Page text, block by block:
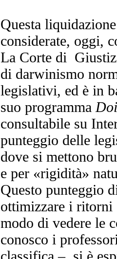
Questa
considerate, oggi,
La Corte di
di darwinismo
legislativi, ed è in
suo programma
consultabile su
punteggio delle
dove si mettono
e per «rigidità»
Questo punteggio
ottimizzare i
modo di vedere le
conosco i